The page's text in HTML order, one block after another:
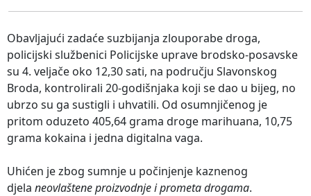
Obavljajući zadaće suzbijanja zlouporabe droga,
policijski službenici Policijske uprave brodsko-posavske
su 4. veljače oko 12,30 sati, na području Slavonskog
Broda, kontrolirali 20-godišnjaka koji se dao u bijeg, no
ubrzo su ga sustigli i uhvatili. Od osumnjičenog je
pritom oduzeto 405,64 grama droge marihuana, 10,75
grama kokaina i jedna digitalna vaga.
Uhićen je zbog sumnje u počinjenje kaznenog
djela neovlaštene proizvodnje i prometa drogama.